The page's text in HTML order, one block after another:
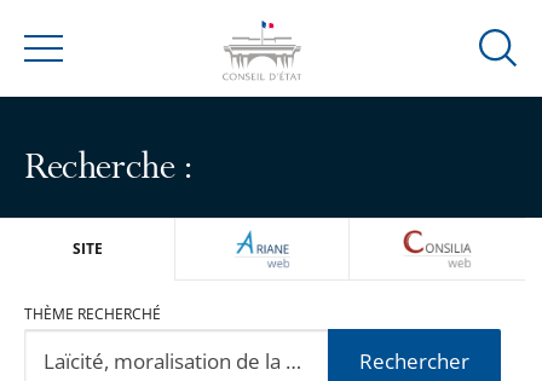
Menu
Ouvrir
Recherche :
SITE ARIANEWEB
THÈME RECHERCHÉ
Rechercher